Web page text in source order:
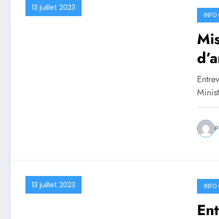
13 juillet 2023
INFO
13 juillet 2023 INFO